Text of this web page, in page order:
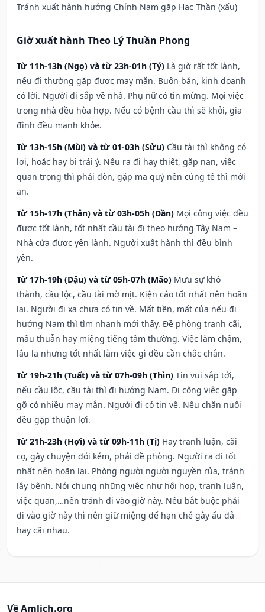
Tránh xuất hành hướng Chính Nam gặp Hạc Thần (xấu)
Giờ xuất hành Theo Lý Thuần Phong
Từ 11h-13h (Ngọ) và từ 23h-01h (Tý) Là giờ rất tốt lành,
nếu đi thường gặp được may mắn. Buôn bán, kinh doanh
có lời. Người đi sắp về nhà. Phụ nữ có tin mừng. Mọi việc
trong nhà đều hòa hợp. Nếu có bệnh cầu thì sẽ khỏi, gia
đình đều mạnh khỏe.
Từ 13h-15h (Mùi) và từ 01-03h (Sửu) Cầu tài thì không có
lợi, hoặc hay bị trái ý. Nếu ra đi hay thiệt, gặp nạn, việc
quan trọng thì phải đòn, gặp ma quỷ nên cúng tế thì mới
an.
Từ 15h-17h (Thân) và từ 03h-05h (Dần) Mọi công việc đều
được tốt lành, tốt nhất cầu tài đi theo hướng Tây Nam –
Nhà cửa được yên lành. Người xuất hành thì đều bình
yên.
Từ 17h-19h (Dậu) và từ 05h-07h (Mão) Mưu sự khó
thành, cầu lộc, cầu tài mờ mịt. Kiện cáo tốt nhất nên hoãn
lại. Người đi xa chưa có tin về. Mất tiền, mất của nếu đi
hướng Nam thì tìm nhanh mới thấy. Đề phòng tranh cãi,
mâu thuẫn hay miệng tiếng tầm thường. Việc làm chậm,
lâu la nhưng tốt nhất làm việc gì đều cần chắc chắn.
Từ 19h-21h (Tuất) và từ 07h-09h (Thìn) Tin vui sắp tới,
nếu cầu lộc, cầu tài thì đi hướng Nam. Đi công việc gặp
gỡ có nhiều may mắn. Người đi có tin về. Nếu chăn nuôi
đều gặp thuận lợi.
Từ 21h-23h (Hợi) và từ 09h-11h (Tị) Hay tranh luận, cãi
cọ, gây chuyện đói kém, phải đề phòng. Người ra đi tốt
nhất nên hoãn lại. Phòng người người nguyền rủa, tránh
lây bệnh. Nói chung những việc như hội họp, tranh luận,
việc quan,…nên tránh đi vào giờ này. Nếu bắt buộc phải
đi vào giờ này thì nên giữ miệng để hạn ché gây ẩu đả
hay cãi nhau.
Về Amlich.org